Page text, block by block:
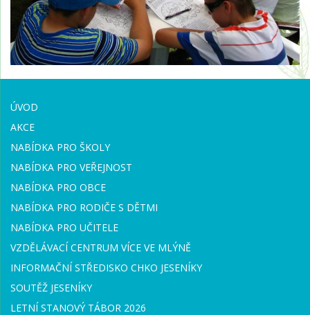
ÚVOD
AKCE
NABÍDKA PRO ŠKOLY
NABÍDKA PRO VEŘEJNOST
NABÍDKA PRO OBCE
NABÍDKA PRO RODIČE S DĚTMI
NABÍDKA PRO UČITELE
VZDĚLÁVACÍ CENTRUM VÍCE VE MLÝNĚ
INFORMAČNÍ STŘEDISKO CHKO JESENÍKY
SOUTĚŽ JESENÍKY
LETNÍ STANOVÝ TÁBOR 2026